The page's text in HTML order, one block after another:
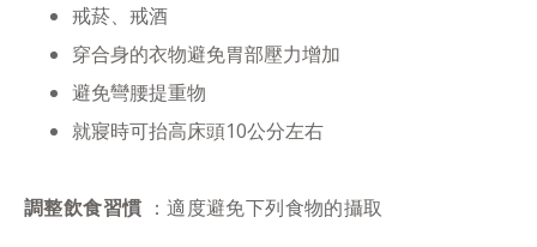
戒菸、戒酒
穿合身的衣物避免胃部壓力增加
避免彎腰提重物
就寢時可抬高床頭10公分左右
調整飲食習慣 ：適度避免下列食物的攝取